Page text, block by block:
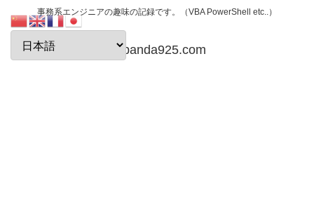
事務系エンジニアの趣味の記録です。（VBA PowerShell etc..）
papanda925.com